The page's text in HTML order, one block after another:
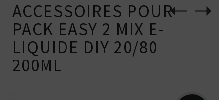
ACCESSOIRES POUR
PACK EASY 2 MIX E-
LIQUIDE DIY 20/80
200ML